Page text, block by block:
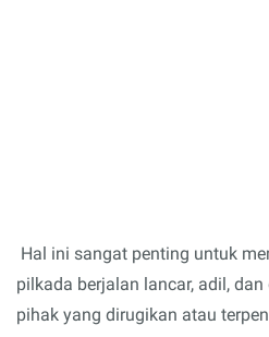
Hal ini sangat penting untuk
pilkada berjalan lancar, adil,
pihak yang dirugikan atau